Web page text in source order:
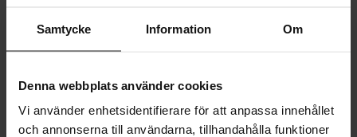
Samtycke Information Om
Denna webbplats använder cookies
Vi använder enhetsidentifierare för att anpassa innehållet
och annonserna till användarna, tillhandahålla funktioner
Relaterade produkter